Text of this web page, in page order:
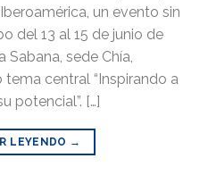
un evento sin
del 13 al 15 de junio de
Sabana, sede Chía,
central “Inspirando a
potencial”. […]
LEYENDO →